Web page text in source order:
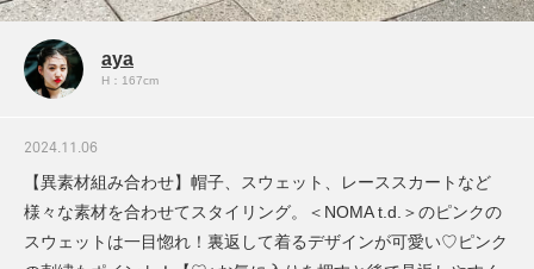
aya
H：167cm
2024.11.06
【異素材組み合わせ】帽子、スウェット、レーススカートなど
様々な素材を合わせてスタイリング。＜NOMA t.d.＞のピンクの
スウェットは一目惚れ！裏返して着るデザインが可愛い♡ピンク